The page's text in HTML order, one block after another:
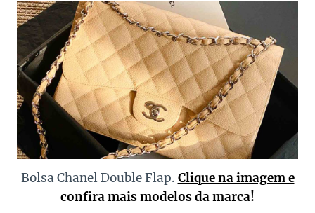
Bolsa Chanel Double Flap. Clique na imagem e
confira mais modelos da marca!